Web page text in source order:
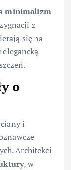
minimalizm
z
się na
elegancką
o
i
Architekci
, w